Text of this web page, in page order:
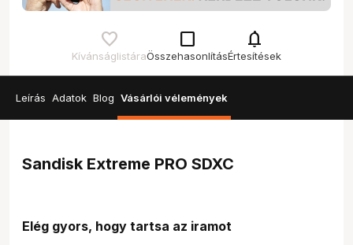
Kívánságlistára
check_box_outline_blank
Összehasonlítás
notifications
Értesítések
Leírás Adatok Blog Vásárlói vélemények
Sandisk Extreme PRO SDXC
Elég gyors, hogy tartsa az iramot